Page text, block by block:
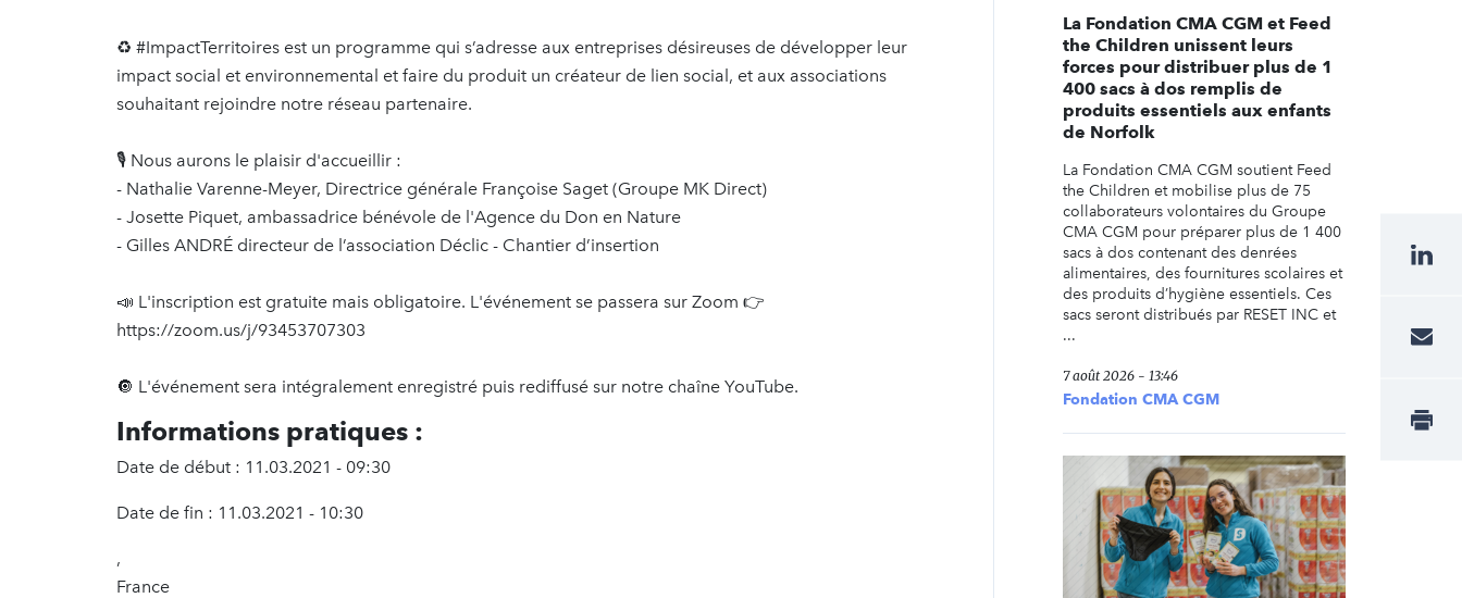
♻ #ImpactTerritoires est un programme qui s’adresse aux entreprises désireuses de développer leur
impact social et environnemental et faire du produit un créateur de lien social, et aux associations
souhaitant rejoindre notre réseau partenaire.
🎙 Nous aurons le plaisir d'accueillir :
- Nathalie Varenne-Meyer, Directrice générale Françoise Saget (Groupe MK Direct)
- Josette Piquet, ambassadrice bénévole de l'Agence du Don en Nature
- Gilles ANDRÉ directeur de l’association Déclic - Chantier d’insertion
📣 L'inscription est gratuite mais obligatoire. L'événement se passera sur Zoom 👉
https://zoom.us/j/93453707303
🔘 L'événement sera intégralement enregistré puis rediffusé sur notre chaîne YouTube.
Informations pratiques :
Date de début : 11.03.2021 - 09:30
Date de fin : 11.03.2021 - 10:30
,
France
La Fondation CMA CGM et Feed
the Children unissent leurs
forces pour distribuer plus de 1
400 sacs à dos remplis de
produits essentiels aux enfants
de Norfolk
La Fondation CMA CGM soutient Feed
the Children et mobilise plus de 75
collaborateurs volontaires du Groupe
CMA CGM pour préparer plus de 1 400
sacs à dos contenant des denrées
alimentaires, des fournitures scolaires et
des produits d’hygiène essentiels. Ces
sacs seront distribués par RESET INC et
...
7 août 2026 - 13:46
Fondation CMA CGM